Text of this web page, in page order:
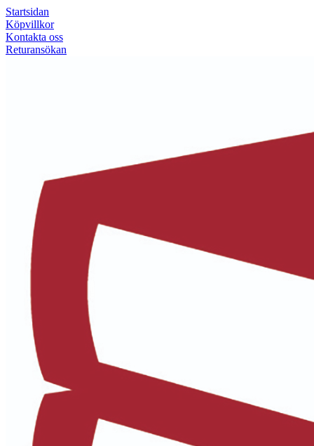
Startsidan
Köpvillkor
Kontakta oss
Returansökan